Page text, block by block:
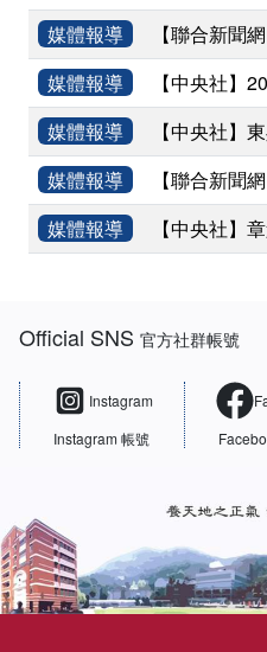
媒體報導
【聯合新聞
媒體報導
【中央社】
媒體報導
【中央社】
媒體報導
【聯合新聞
媒體報導
【中央社】
Official SNS官方社群帳號
Instagram
Instagram 帳號